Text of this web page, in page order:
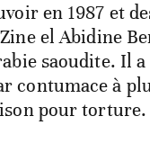
en 1987 et
el Abidine
saoudite. Il a
contumace à
pour torture.